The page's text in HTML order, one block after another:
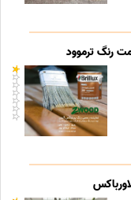
رنگ ترموود